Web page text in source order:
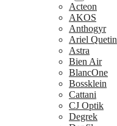
Acteon
AKOS
Anthogyr
Ariel Quetin
Astra
Bien Air
BlancOne
Bossklein
Cattani
CJ Optik
Degrek